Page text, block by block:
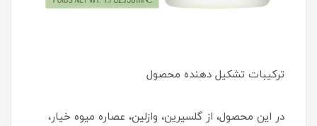
ترکیبات تشکیل دهنده محصول
در این محصول، از گلسیرین، وازلین، عصاره میوه خیار،